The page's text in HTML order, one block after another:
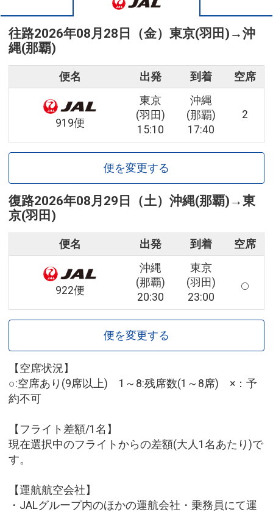
往路2026年08月28日（金） 東京(羽田) →沖
縄(那覇)
便名 出発 到着 空席
919便
東京
(羽田)
15:10
沖縄
(那覇)
17:40
2
便を変更する
復路2026年08月29日（土） 沖縄(那覇) →東
京(羽田)
便名 出発 到着 空席
922便
沖縄
(那覇)
20:30
東京
(羽田)
23:00
便を変更する
【空席状況】
○:空席あり(9席以上) 1～8:残席数(1～8席) ×：予
約不可
【フライト差額/1名】
現在選択中のフライトからの差額(大人1名あたり)で
す。
【運航航空会社】
・JALグループ内のほかの運航会社・乗務員にて運